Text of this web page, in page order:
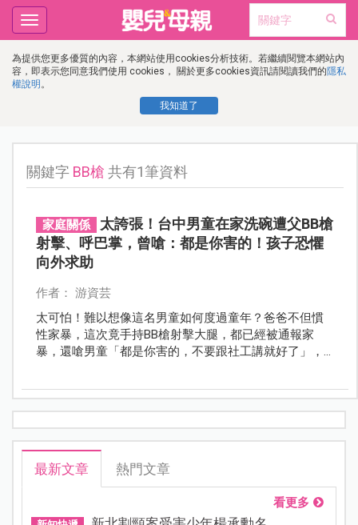
為提供您更多優質的內容，本網站使用cookies分析技術。若繼續閱覽本網站內
容，即表示您同意我們使用 cookies， 關於更多cookies資訊請閱讀我們的隱私
權說明 。
我知道了
Toggle
navigation
關鍵字 BB槍 共有1筆資料
家庭關係
太誇張！台中男童在家洗碗遭父BB槍
射擊、呼巴掌，曾嗆：都是你害的！孩子恐懼
向外求助
作者： 游資芸
太可怕！難以想像這名男童如何度過童年？爸爸不但慣
性家暴，這次竟手持BB槍射擊大腿，都已經被通報家
暴，還嗆男童「都是你害的，不要跟社工講就好了」，
最新文章 熱門文章
看更多